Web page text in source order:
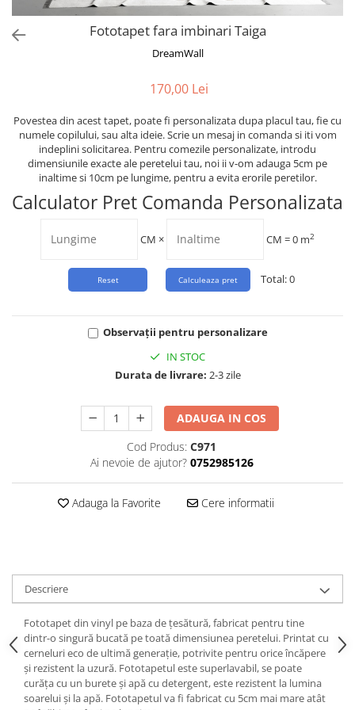
Watercolor
Fototapet fara imbinari Taiga
DreamWall
170,00 Lei
Povestea din acest tapet, poate fi personalizata dupa placul tau, fie cu
numele copilului, sau alta ideie. Scrie un mesaj in comanda si iti vom
indeplini solicitarea. Pentru comezile personalizate, introdu
dimensiunile exacte ale peretelui tau, noi ii v-om adauga 5cm pe
inaltime si 10cm pe lungime, pentru a evita erorile peretilor.
Calculator Pret Comanda Personalizata
CM × CM =0 m2
Total:0
Observații pentru personalizare
IN STOC
Durata de livrare: 2-3 zile
ADAUGA IN COS
Cod Produs: C971
Ai nevoie de ajutor? 0752985126
Adauga la Favorite Cere informatii
Descriere
Fototapet din vinyl pe baza de țesătură, fabricat pentru tine
dintr-o singură bucată pe toată dimensiunea peretelui. Printat cu
cerneluri eco de ultimă generație, potrivite pentru orice încăpere
și rezistent la uzură. Fototapetul este superlavabil, se poate
curăța cu un burete și apă cu detergent, este rezistent la lumina
soarelui și la apă. Fototapetul va fi fabricat cu 5cm mai mare atât